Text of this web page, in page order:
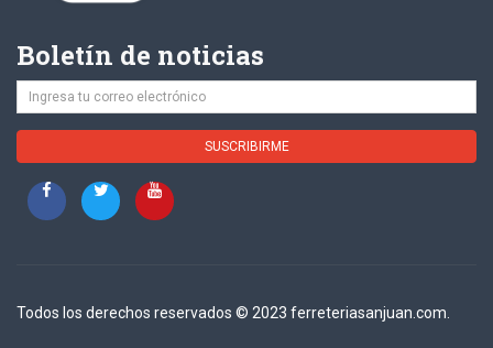
Boletín de noticias
Todos los derechos reservados © 2023 ferreteriasanjuan.com.